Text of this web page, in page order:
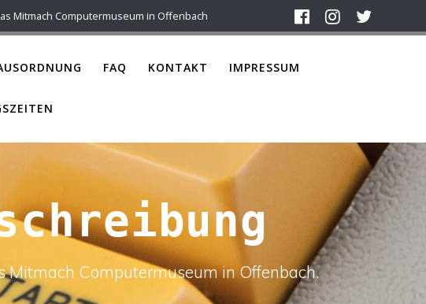
Mitmach Computermuseum in Offenbach
FAQ KONTAKT IMPRESSUM
Mitmach Computermuseum in Offenbach.